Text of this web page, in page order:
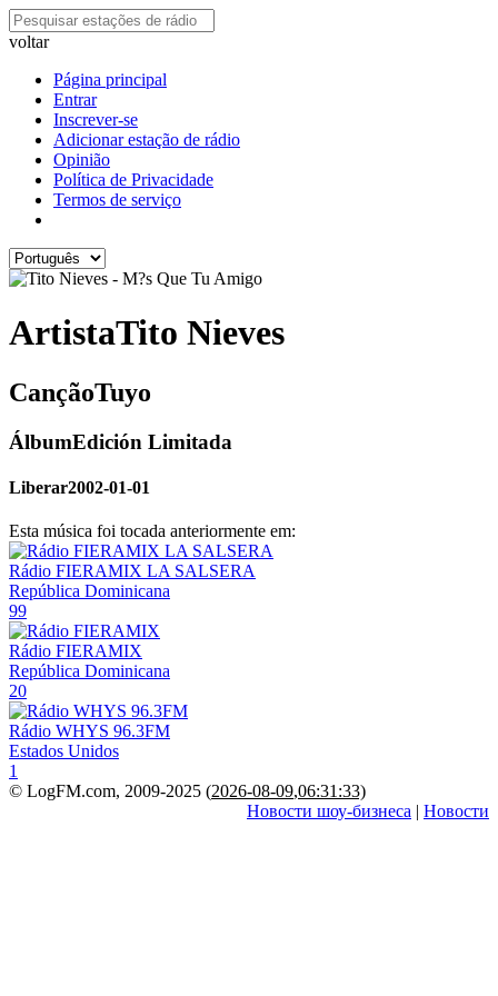
voltar
Página principal
Entrar
Inscrever-se
Adicionar estação de rádio
Opinião
Política de Privacidade
Termos de serviço
ArtistaTito Nieves
CançãoTuyo
ÁlbumEdición Limitada
Liberar2002-01-01
Esta música foi tocada anteriormente em:
Rádio FIERAMIX LA SALSERA
República Dominicana
99
Rádio FIERAMIX
República Dominicana
20
Rádio WHYS 96.3FM
Estados Unidos
1
© LogFM.com, 2009-2025 (2026-08-09,06:31:33)
Новости шоу-бизнеса | Новости